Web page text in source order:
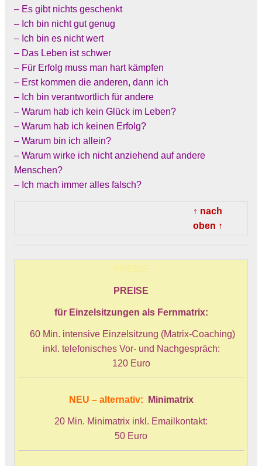
– Es gibt nichts geschenkt
– Ich bin nicht gut genug
– Ich bin es nicht wert
– Das Leben ist schwer
– Für Erfolg muss man hart kämpfen
– Erst kommen die anderen, dann ich
– Ich bin verantwortlich für andere
– Warum hab ich kein Glück im Leben?
– Warum hab ich keinen Erfolg?
– Warum bin ich allein?
– Warum wirke ich nicht anziehend auf andere
Menschen?
– Ich mach immer alles falsch?
↑ nach
oben ↑
PREISE
für Einzelsitzungen als Fernmatrix:
60 Min. intensive Einzelsitzung (Matrix-Coaching)
inkl. telefonisches Vor- und Nachgespräch:
120 Euro
NEU – alternativ: Minimatrix
20 Min. Minimatrix inkl. Emailkontakt:
50 Euro